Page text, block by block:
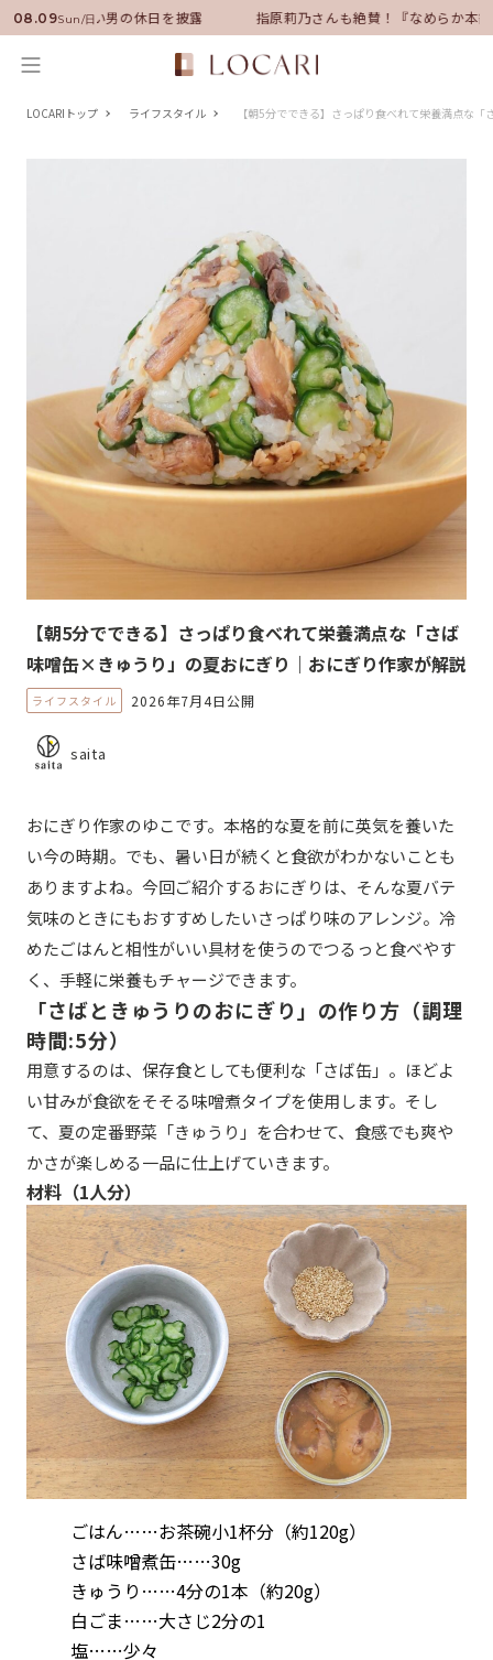
08.09Sun/日
に就任！いい男の休日を披露 指原莉乃さんも絶賛！『なめらか本舗
LOCARIトップ ライフスタイル 【朝5分でできる】さっぱり食べれて栄養満点な
【朝5分でできる】さっぱり食べれて栄養満点な「さば
味噌缶×きゅうり」の夏おにぎり｜おにぎり作家が解説
ライフスタイル 2026年7月4日公開
saita
おにぎり作家のゆこです。本格的な夏を前に英気を養いた
い今の時期。でも、暑い日が続くと食欲がわかないことも
ありますよね。今回ご紹介するおにぎりは、そんな夏バテ
気味のときにもおすすめしたいさっぱり味のアレンジ。冷
めたごはんと相性がいい具材を使うのでつるっと食べやす
く、手軽に栄養もチャージできます。
「さばときゅうりのおにぎり」の作り方（調理
時間:5分）
用意するのは、保存食としても便利な「さば缶」。ほどよ
い甘みが食欲をそそる味噌煮タイプを使用します。そし
て、夏の定番野菜「きゅうり」を合わせて、食感でも爽や
かさが楽しめる一品に仕上げていきます。
材料（1人分）
ごはん……お茶碗小1杯分（約120g）
さば味噌煮缶……30g
きゅうり……4分の1本（約20g）
白ごま……大さじ2分の1
塩……少々